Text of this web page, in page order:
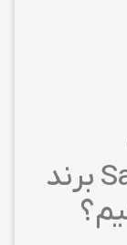
Samsung Galaxy A60 برند